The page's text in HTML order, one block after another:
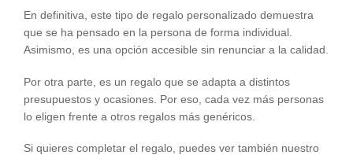
En definitiva, este tipo de regalo personalizado demuestra
que se ha pensado en la persona de forma individual.
Asimismo, es una opción accesible sin renunciar a la calidad.
Por otra parte, es un regalo que se adapta a distintos
presupuestos y ocasiones. Por eso, cada vez más personas
lo eligen frente a otros regalos más genéricos.
Si quieres completar el regalo, puedes ver también nuestro